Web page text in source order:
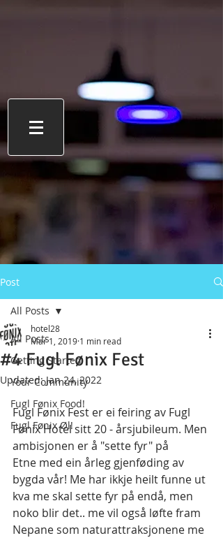
Post
All Posts
Getting Started
Your Community
Fugl Fønix Food!
Fugl Fønix Øl!
All Posts
#4 Fugl Fønix Fest
hotel28
Mar 1, 2019 1 min read
Updated:Jan 24, 2022
Fugl Fønix Fest er ei feiring av Fugl
Fønix Hotel sitt 20 - årsjubileum. Men
ambisjonen er å "sette fyr" på
Etne med ein årleg gjenføding av
bygda vår! Me har ikkje heilt funne ut
kva me skal sette fyr på endå, men
noko blir det.. me vil også løfte fram
Nepane som naturattraksjonene me